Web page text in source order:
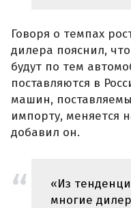
Говоря о темпах
дилера пояснил,
будут по тем
поставляются в
машин,
импорту, меняется
добавил он.
«Из
многие